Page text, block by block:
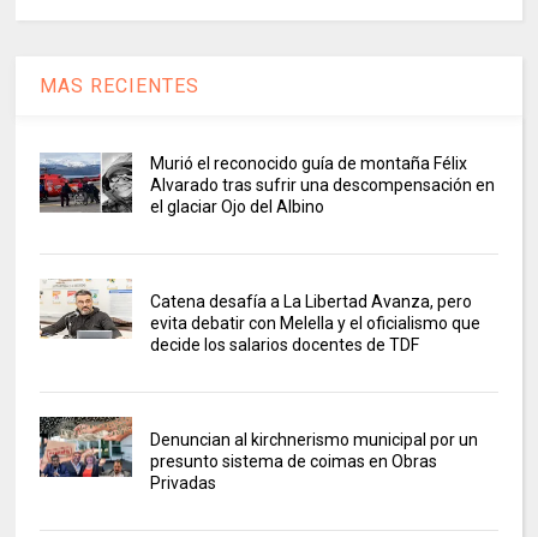
MAS RECIENTES
Murió el reconocido guía de montaña Félix
Alvarado tras sufrir una descompensación en
el glaciar Ojo del Albino
Catena desafía a La Libertad Avanza, pero
evita debatir con Melella y el oficialismo que
decide los salarios docentes de TDF
Denuncian al kirchnerismo municipal por un
presunto sistema de coimas en Obras
Privadas